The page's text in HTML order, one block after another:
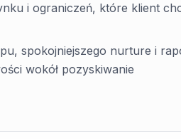
i ograniczeń, które klient
spokojniejszego nurture i
wokół pozyskiwanie